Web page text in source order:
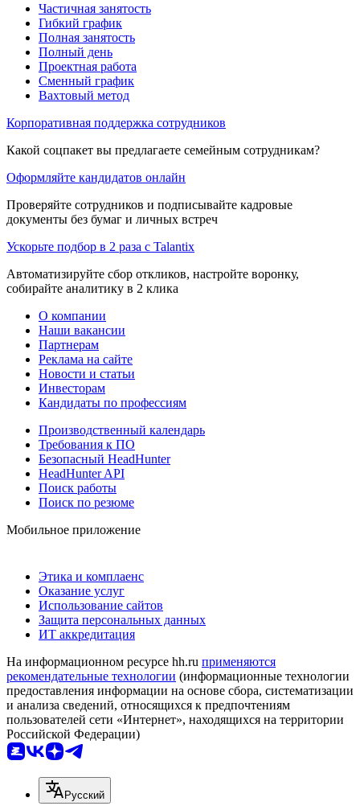
Частичная занятость
Гибкий график
Полная занятость
Полный день
Проектная работа
Сменный график
Вахтовый метод
Корпоративная поддержка сотрудников
Какой соцпакет вы предлагаете семейным сотрудникам?
Оформляйте кандидатов онлайн
Проверяйте сотрудников и подписывайте кадровые
документы без бумаг и личных встреч
Ускорьте подбор в 2 раза с Talantix
Автоматизируйте сбор откликов, настройте воронку,
собирайте аналитику в 2 клика
О компании
Наши вакансии
Партнерам
Реклама на сайте
Новости и статьи
Инвесторам
Кандидаты по профессиям
Производственный календарь
Требования к ПО
Безопасный HeadHunter
HeadHunter API
Поиск работы
Поиск по резюме
Мобильное приложение
Этика и комплаенс
Оказание услуг
Использование сайтов
Защита персональных данных
ИТ аккредитация
На информационном ресурсе hh.ru применяются
рекомендательные технологии (информационные технологии
предоставления информации на основе сбора, систематизации
и анализа сведений, относящихся к предпочтениям
пользователей сети «Интернет», находящихся на территории
Российской Федерации)
Русский